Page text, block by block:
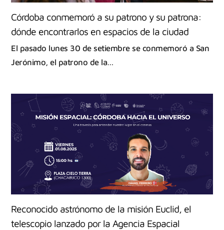
Córdoba conmemoró a su patrono y su patrona:
dónde encontrarlos en espacios de la ciudad
El pasado lunes 30 de setiembre se conmemoró a San
Jerónimo, el patrono de la…
Reconocido astrónomo de la misión Euclid, el
telescopio lanzado por la Agencia Espacial